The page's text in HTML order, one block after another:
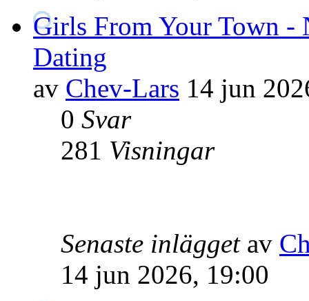
Girls From Your Town -
Dating
av Chev-Lars 14 jun
0 Svar
281 Visningar
Senaste inlägget av
14 jun 2026, 19:00